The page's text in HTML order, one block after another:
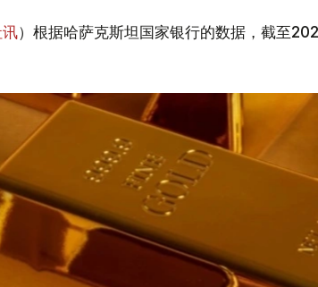
）根据哈萨克斯坦国家银行的数据，截至